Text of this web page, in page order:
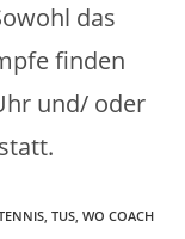
das
finden
und/ oder
, TUS, WO COACH